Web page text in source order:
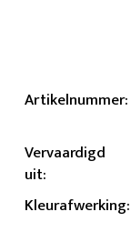
Artikelnummer:
Vervaardigd
uit:
Kleurafwerking: